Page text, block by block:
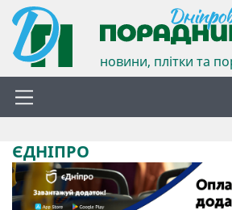
новини, плітки та
ЄДНІПРО